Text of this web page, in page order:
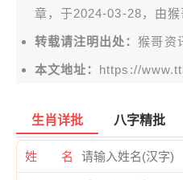
章，于2024-03-28，由猴
转载请注明出处：猴哥资
本文地址： https://
生肖详批 八字精批
姓 名